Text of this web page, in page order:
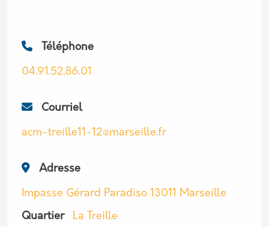
Téléphone
04.91.52.86.01
Courriel
acm-treille11-12@marseille.fr
Adresse
Impasse Gérard Paradiso 13011 Marseille
Quartier
La Treille